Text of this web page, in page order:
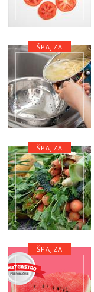
ŠPAJZA
ŠPAJZA
ŠPAJZA